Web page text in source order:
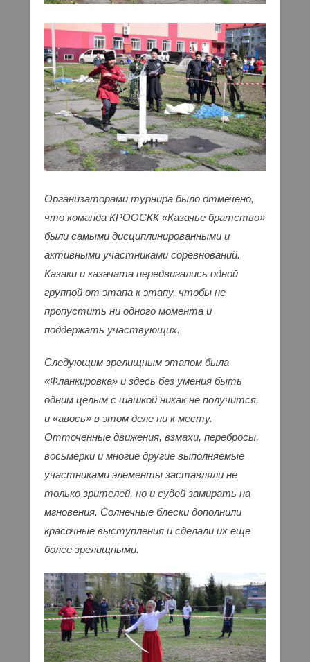
Организаторами турнира было отмечено,
что команда КРООСКК «Казачье братство»
были самыми дисциплинированными и
активными участниками соревнований.
Казаки и казачата передвигались одной
группой от этапа к этапу, чтобы не
пропустить ни одного момента и
поддержать участвующих.
Следующим зрелищным этапом была
«Фланкировка» и здесь без умения быть
одним целым с шашкой никак не получится,
и «авось» в этом деле ни к месту.
Отточенные движения, взмахи, перебросы,
восьмерки и многие другие выполняемые
участниками элементы заставляли не
только зрителей, но и судей замирать на
мгновения. Солнечные блески дополнили
красочные выступления и сделали их еще
более зрелищными.